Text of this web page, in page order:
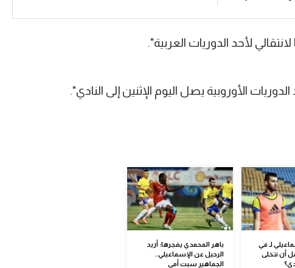
لأحد الدوريات العربية".
الأوروبية يصل اليوم الإثنين إلى النادي".
لـ في
أن نتخلى
باهر المحمدي يفجرها: أريد
الرحيل عن الإسماعيلي..
الجماهير سبت أمي